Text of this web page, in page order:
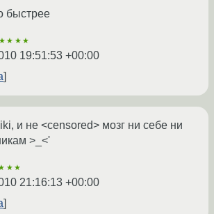
быстрее
19:51:53 +00:00
и не <censored> мозг ни себе ни
>_<'
21:16:13 +00:00